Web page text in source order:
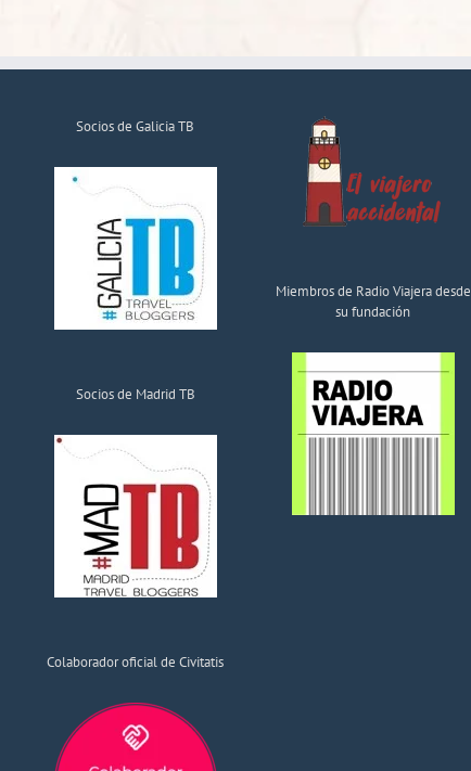
Socios de Galicia TB
Socios de Madrid TB
Colaborador oficial de Civitatis
Miembros de Radio Viajera desde
su fundación